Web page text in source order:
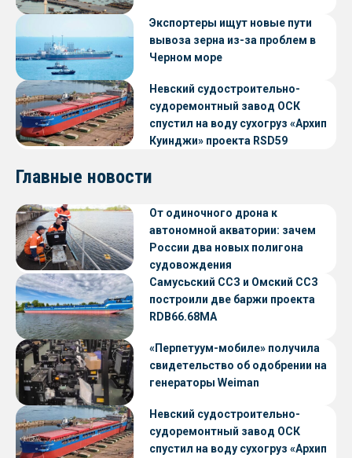
Экспортеры ищут новые пути
вывоза зерна из-за проблем в
Черном море
Невский судостроительно-
судоремонтный завод ОСК
спустил на воду сухогруз «Архип
Куинджи» проекта RSD59
Главные новости
От одиночного дрона к
автономной акватории: зачем
России два новых полигона
судовождения
Самусьский ССЗ и Омский ССЗ
построили две баржи проекта
RDB66.68МА
«Перпетуум-мобиле» получила
свидетельство об одобрении на
генераторы Weiman
Невский судостроительно-
судоремонтный завод ОСК
спустил на воду сухогруз «Архип